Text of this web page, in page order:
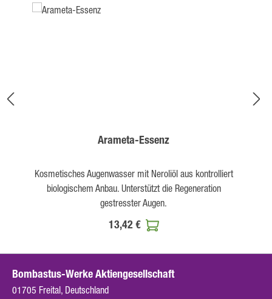
Arameta-Essenz
Kosmetisches Augenwasser mit Neroliöl aus kontrolliert
biologischem Anbau. Unterstützt die Regeneration
gestresster Augen.
13,42 €
Bombastus-Werke Aktiengesellschaft
01705 Freital, Deutschland